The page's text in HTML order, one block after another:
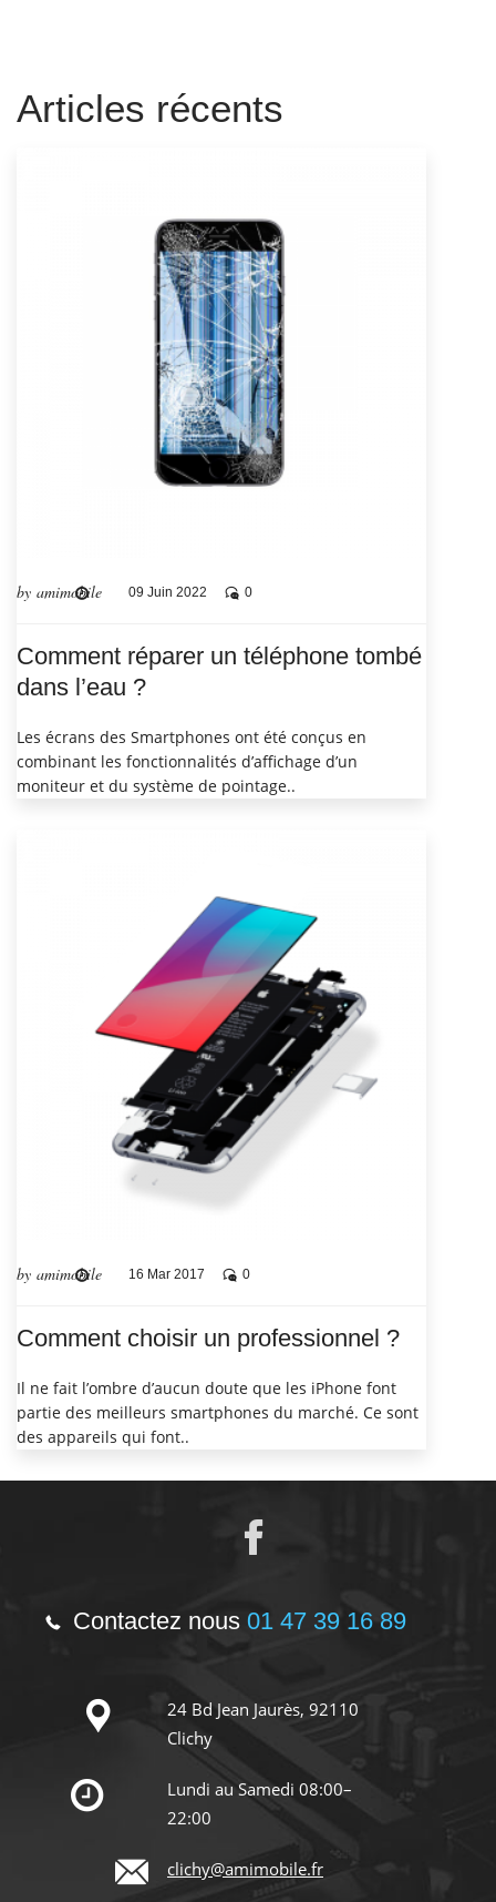
Articles récents
by amimobile 09 Juin 2022 0
Comment réparer un téléphone tombé
dans l’eau ?
Les écrans des Smartphones ont été conçus en
combinant les fonctionnalités d’affichage d’un
moniteur et du système de pointage..
by amimobile 16 Mar 2017 0
Comment choisir un professionnel ?
Il ne fait l’ombre d’aucun doute que les iPhone font
partie des meilleurs smartphones du marché. Ce sont
des appareils qui font..
Contactez nous 01 47 39 16 89
24 Bd Jean Jaurès, 92110
Clichy
Lundi au Samedi 08:00–
22:00
clichy@amimobile.fr